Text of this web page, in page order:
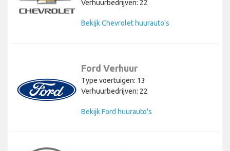
Verhuurbedrijven: 22
Bekijk Chevrolet huurauto's
Ford Verhuur
Type voertuigen: 13
Verhuurbedrijven: 22
Bekijk Ford huurauto's